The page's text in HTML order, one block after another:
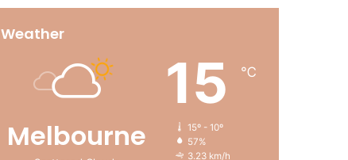
Weather
Melbourne
15 ℃
15º - 10º
57%
3.23 km/h